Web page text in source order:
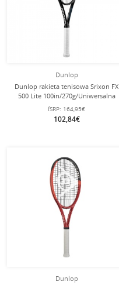
Dunlop
Dunlop rakieta tenisowa Srixon FX
500 Lite 100in/270g/Uniwersalna
czarna - nie naciągnięta -
fSRP: 164,95€
102,84€
Dunlop